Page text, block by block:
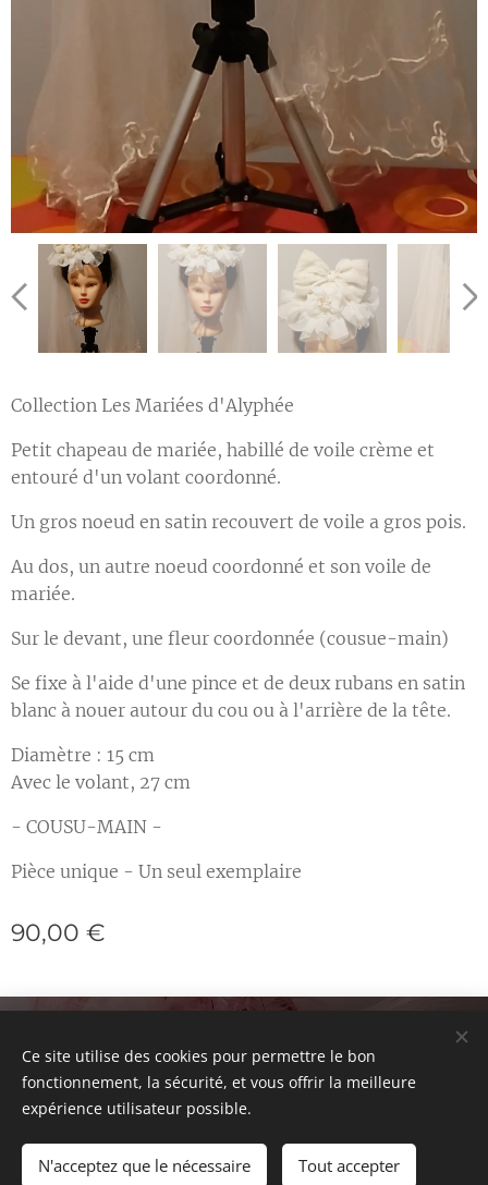
Collection Les Mariées d'Alyphée
Petit chapeau de mariée, habillé de voile crème et
entouré d'un volant coordonné.
Un gros noeud en satin recouvert de voile a gros pois.
Au dos, un autre noeud coordonné et son voile de
mariée.
Sur le devant, une fleur coordonnée (cousue-main)
Se fixe à l'aide d'une pince et de deux rubans en satin
blanc à nouer autour du cou ou à l'arrière de la tête.
Diamètre : 15 cm
Avec le volant, 27 cm
- COUSU-MAIN -
Pièce unique - Un seul exemplaire
90,00 €
Ajouter au panier
SIRET 842 481 772 00015
Cookies
Ce site utilise des cookies pour permettre le bon
fonctionnement, la sécurité, et vous offrir la meilleure
expérience utilisateur possible.
N'acceptez que le nécessaire Tout accepter